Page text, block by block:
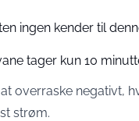
ingen kender til
tager kun 10
overraske negativt,
strøm.